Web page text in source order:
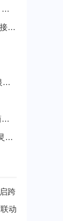
大雪后东北小孩挖出三室一厅 网友：南方的娃很羡慕
海南省委常委、海口市委书记罗增斌接受中央纪委国家监委纪律审查和监察调查
2025年宁夏地震最新消息：1月2日银川发生4.8级地震
黄彦蓉和陈文华辞任四川省副省长 简历资料照片
PG世界珍宝馆见证M4Max实力：心灵杀手2竟轻松跑出80FPS！
跨
动